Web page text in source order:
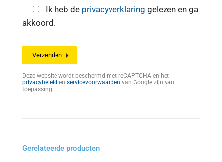
Ik heb de privacyverklaring gelezen en ga
akkoord.
Deze website wordt beschermd met reCAPTCHA en het
privacybeleid en servicevoorwaarden van Google zijn van
toepassing.
Gerelateerde producten